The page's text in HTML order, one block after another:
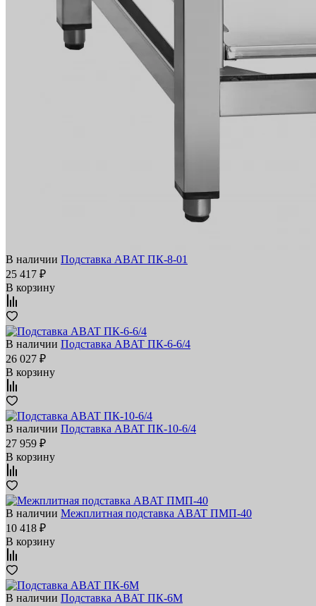
В наличии Подставка ABAT ПК‑8‑01
25 417 ₽
В корзину
В наличии Подставка ABAT ПК‑6‑6/4
26 027 ₽
В корзину
В наличии Подставка ABAT ПК‑10‑6/4
27 959 ₽
В корзину
В наличии Межплитная подставка ABAT ПМП‑40
10 418 ₽
В корзину
В наличии Подставка ABAT ПК‑6М